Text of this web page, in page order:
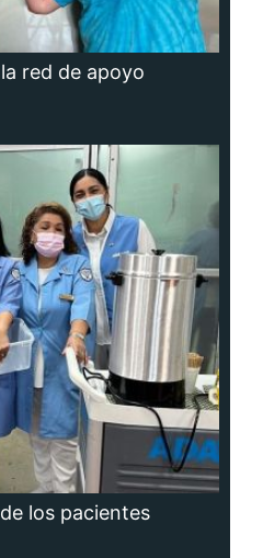
red de apoyo
los pacientes